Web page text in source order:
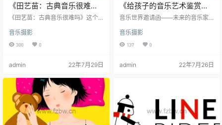
《田艺苗：古典音乐很难
吗》wma音频
《田艺苗：古典音乐很难吗》这个
不同于普通的播放音乐的广播节
目，而是带领大家轻松又有体系的
法和途径，帮助大家更快入门，一
分钟，穿T恤欣赏古典音乐。只要您
每天花一些零碎的时间，通过有目
的性的聆听练习，就会对某种音乐
体裁、某一大师的作曲方法有较为
深入的认知，对古典音乐有一个全
面的了解…
音乐摄影
300 0
admin 22年7月29日
《给孩子的音乐艺术鉴赏
课》共19讲 mp3音频
音乐世界邀请函——未来的音乐家
学的赵博士。欧洲是音乐家的摇
篮，其中，德国音乐几乎是古典音
这里，我有幸跟随艺术史泰斗一雷
作。 在陪伴学生和我的两个…
音乐摄影
137 0
admin 22年7月26日